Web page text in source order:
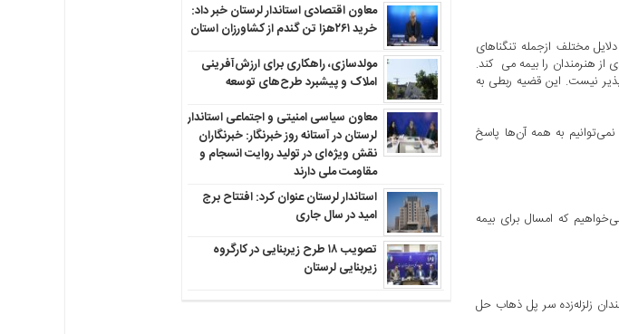
مختلف ازجمله تنگناهای
مالی، گفت: سازان تأمین اجتماعی در تفاهم‌نامه‌ای که با صندوق اعتباری هنر دارد از محل هدفمندی یارانه‌ها تعدادی از هنرمندان را بیمه می ‎ کند.
نیست. این قضیه ربطی به
تلفن از سوی هنرمندان داریم که نمی‌توانیم به همه آن‌ها پاسخ
که امسال برای بیمه
زلزله‌زده سر پل ذهاب حل
معاون اقتصادی استاندار لرستان خبر داد:
خرید ۲۶۱هزا تن گندم از کشاورزان استان
مولدسازی، راهکاری برای ارزش‌آفرینی
املاک و پیشبرد طرح‌های توسعه
معاون سیاسی امنیتی و اجتماعی استاندار
لرستان در آستانه روز خبرنگار: خبرنگاران
نقش ویژه‌ای در تولید روایت انسجام و
مقاومت ملی دارند
استاندار لرستان عنوان کرد: افتتاح برج
امید در سال جاری
تصویب ۱۸ طرح زیربنایی در کارگروه
زیربنایی لرستان